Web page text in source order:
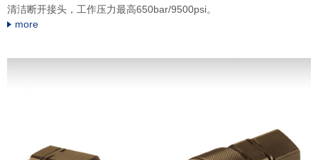
清洁断开接头，工作压力最高650bar/9500psi。
more